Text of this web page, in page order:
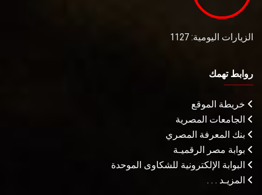
الزيارات اليومية: 1127
روابط تهمك
خريطة الموقع
الجامعات المصرية
بنك المعرفة المصري
بوابة مصر الرقميـة
البوابة الإلكترونية للشكاوى الموحدة
المزيـد . . .